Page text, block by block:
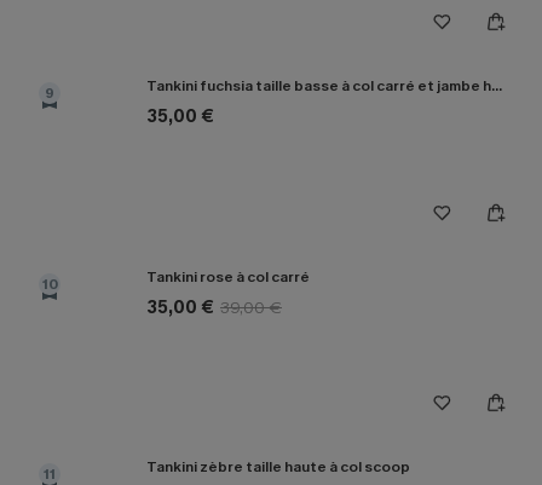
9 Tankini fuchsia taille basse à col carré et jambe haute
35,00 €
10 Tankini rose à col carré
35,00 € 39,00 €
11 Tankini zèbre taille haute à col scoop